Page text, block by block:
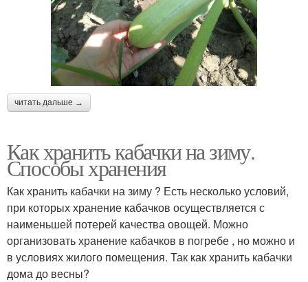
читать дальше →
Как хранить кабачки на зиму.
Способы хранения
Как хранить кабачки на зиму ? Есть несколько условий,
при которых хранение кабачков осуществляется с
наименьшей потерей качества овощей. Можно
организовать хранение кабачков в погребе , но можно и
в условиях жилого помещения. Так как хранить кабачки
дома до весны?